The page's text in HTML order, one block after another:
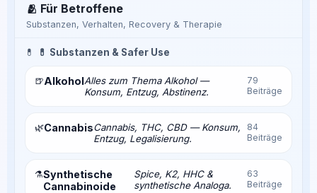
🫂 Für Betroffene
Substanzen, Verhalten, Recovery & Therapie
💊 💊 Substanzen & Safer Use
🍺AlkoholAlles zum Thema Alkohol —
Konsum, Entzug, Abstinenz.
79
Beiträge
🌿CannabisCannabis, THC, CBD — Konsum,
Entzug, Legalisierung.
84
Beiträge
⚗️Synthetische
Cannabinoide
Spice, K2, HHC &
synthetische Analoga.
63
Beiträge